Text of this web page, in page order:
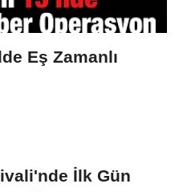
Eş Zamanlı
İlk Gün